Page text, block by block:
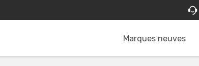
Marques neuves